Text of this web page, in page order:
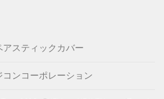
アスティックカバー
ンコーポレーション